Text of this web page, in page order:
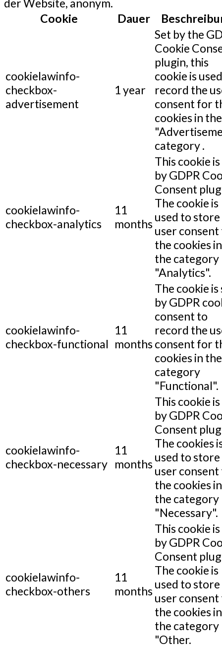
Cookie
Dauer
cookielawinfo-
checkbox-
advertisement
1 year
Set by the
Cookie
plugin, this
cookie is
record the
consent for
cookies in the
category .
cookielawinfo-
checkbox-analytics
11
months
This cookie
by GDPR
Consent
The cookie is
used to
user
the cookies in
the category
"Analytics".
cookielawinfo-
checkbox-functional
11
months
The cookie is
by GDPR
consent to
record the
consent for
cookies in the
category
"Functional".
cookielawinfo-
checkbox-necessary
11
months
This cookie
by GDPR
Consent
The cookies
used to
user
the cookies in
the category
"Necessary".
cookielawinfo-
checkbox-others
11
months
This cookie
by GDPR
Consent
The cookie is
used to
user
the cookies in
the category
"Other.